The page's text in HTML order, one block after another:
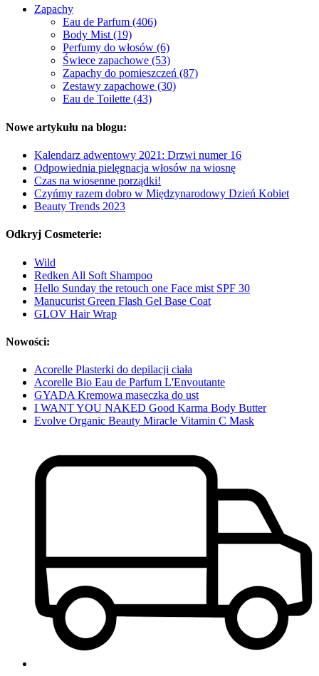
Zapachy
Eau de Parfum (406)
Body Mist (19)
Perfumy do włosów (6)
Świece zapachowe (53)
Zapachy do pomieszczeń (87)
Zestawy zapachowe (30)
Eau de Toilette (43)
Nowe artykułu na blogu:
Kalendarz adwentowy 2021: Drzwi numer 16
Odpowiednia pielęgnacja włosów na wiosnę
Czas na wiosenne porządki!
Czyńmy razem dobro w Międzynarodowy Dzień Kobiet
Beauty Trends 2023
Odkryj Cosmeterie:
Wild
Redken All Soft Shampoo
Hello Sunday the retouch one Face mist SPF 30
Manucurist Green Flash Gel Base Coat
GLOV Hair Wrap
Nowości:
Acorelle Plasterki do depilacji ciała
Acorelle Bio Eau de Parfum L'Envoutante
GYADA Kremowa maseczka do ust
I WANT YOU NAKED Good Karma Body Butter
Evolve Organic Beauty Miracle Vitamin C Mask